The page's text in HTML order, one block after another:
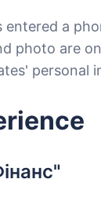
entered a
photo are
personal